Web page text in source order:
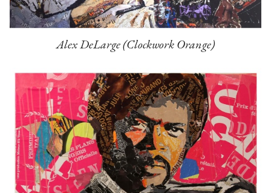
Alex DeLarge (Clockwork Orange)